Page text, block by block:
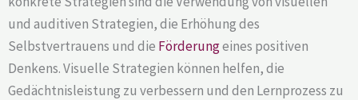
und auditiven Strategien, die Erhöhung des
Selbstvertrauens und die Förderungeines positiven
Denkens. Visuelle Strategien können helfen, die
Gedächtnisleistung zu verbessern und den Lernprozess zu